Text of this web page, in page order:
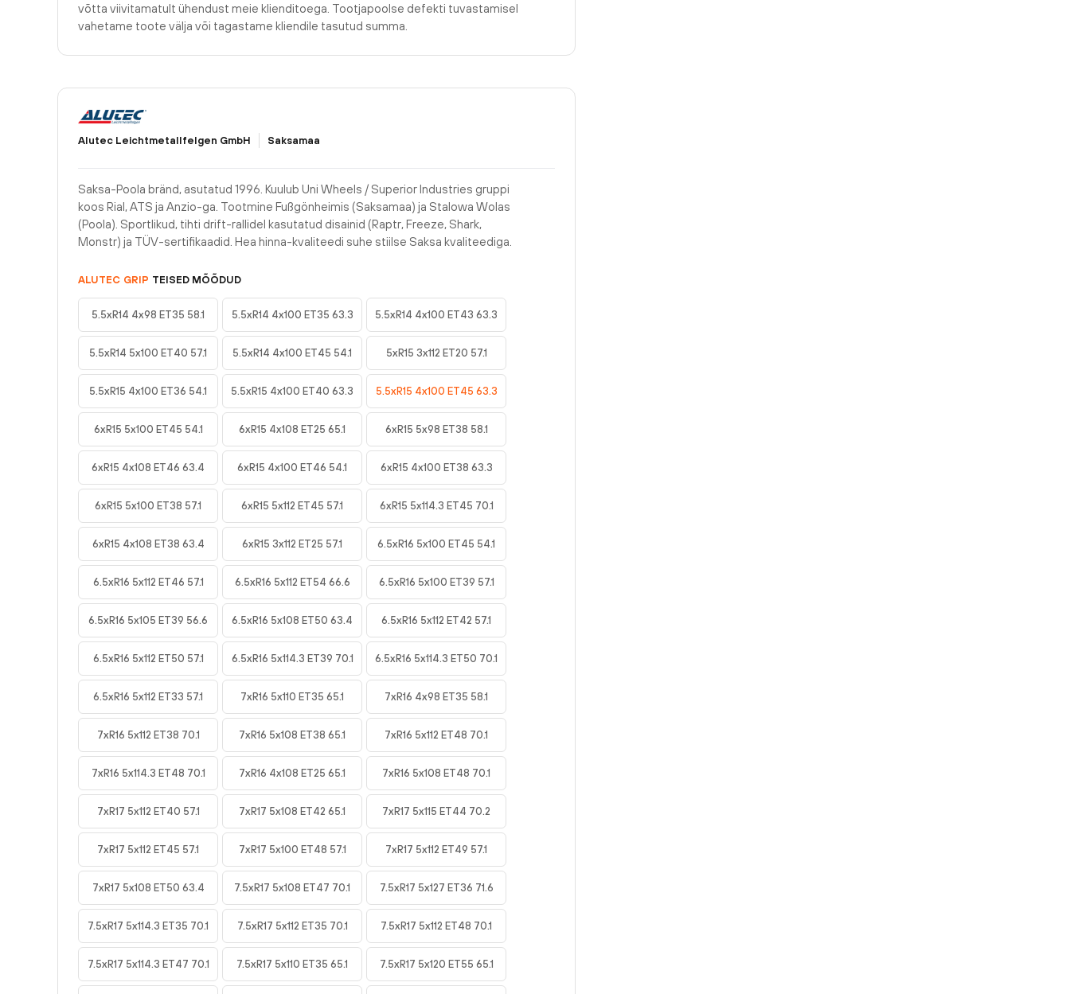
võtta viivitamatult ühendust meie klienditoega. Tootjapoolse defekti tuvastamisel
vahetame toote välja või tagastame kliendile tasutud summa.
Alutec Leichtmetallfelgen GmbH Saksamaa
Saksa-Poola bränd, asutatud 1996. Kuulub Uni Wheels / Superior Industries gruppi
koos Rial, ATS ja Anzio-ga. Tootmine Fußgönheimis (Saksamaa) ja Stalowa Wolas
(Poola). Sportlikud, tihti drift-rallidel kasutatud disainid (Raptr, Freeze, Shark,
Monstr) ja TÜV-sertifikaadid. Hea hinna-kvaliteedi suhe stiilse Saksa kvaliteediga.
ALUTEC GRIP TEISED MÕÕDUD
5.5xR14 4x98 ET35 58.1 5.5xR14 4x100 ET35 63.3 5.5xR14 4x100 ET43 63.3
5.5xR14 5x100 ET40 57.1 5.5xR14 4x100 ET45 54.1 5xR15 3x112 ET20 57.1
5.5xR15 4x100 ET36 54.1 5.5xR15 4x100 ET40 63.3 5.5xR15 4x100 ET45 63.3
6xR15 5x100 ET45 54.1 6xR15 4x108 ET25 65.1 6xR15 5x98 ET38 58.1
6xR15 4x108 ET46 63.4 6xR15 4x100 ET46 54.1 6xR15 4x100 ET38 63.3
6xR15 5x100 ET38 57.1 6xR15 5x112 ET45 57.1 6xR15 5x114.3 ET45 70.1
6xR15 4x108 ET38 63.4 6xR15 3x112 ET25 57.1 6.5xR16 5x100 ET45 54.1
6.5xR16 5x112 ET46 57.1 6.5xR16 5x112 ET54 66.6 6.5xR16 5x100 ET39 57.1
6.5xR16 5x105 ET39 56.6 6.5xR16 5x108 ET50 63.4 6.5xR16 5x112 ET42 57.1
6.5xR16 5x112 ET50 57.1 6.5xR16 5x114.3 ET39 70.1 6.5xR16 5x114.3 ET50 70.1
6.5xR16 5x112 ET33 57.1 7xR16 5x110 ET35 65.1 7xR16 4x98 ET35 58.1
7xR16 5x112 ET38 70.1 7xR16 5x108 ET38 65.1 7xR16 5x112 ET48 70.1
7xR16 5x114.3 ET48 70.1 7xR16 4x108 ET25 65.1 7xR16 5x108 ET48 70.1
7xR17 5x112 ET40 57.1 7xR17 5x108 ET42 65.1 7xR17 5x115 ET44 70.2
7xR17 5x112 ET45 57.1 7xR17 5x100 ET48 57.1 7xR17 5x112 ET49 57.1
7xR17 5x108 ET50 63.4 7.5xR17 5x108 ET47 70.1 7.5xR17 5x127 ET36 71.6
7.5xR17 5x114.3 ET35 70.1 7.5xR17 5x112 ET35 70.1 7.5xR17 5x112 ET48 70.1
7.5xR17 5x114.3 ET47 70.1 7.5xR17 5x110 ET35 65.1 7.5xR17 5x120 ET55 65.1